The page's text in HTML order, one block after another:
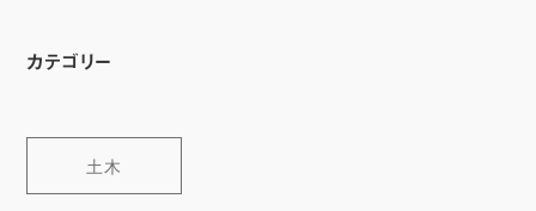
カテゴリー
土木